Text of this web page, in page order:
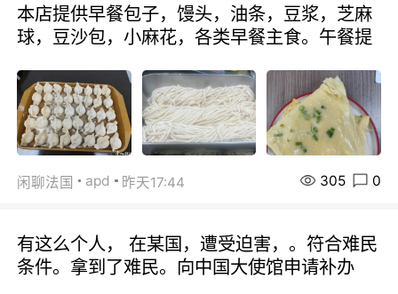
本店提供早餐包子，馒头，油条，豆浆，芝麻
球，豆沙包，小麻花，各类早餐主食。午餐提
闲聊法国 apd 昨天17:44 305 0
有这么个人， 在某国，遭受迫害，。符合难民
条件。拿到了难民。向中国大使馆申请补办